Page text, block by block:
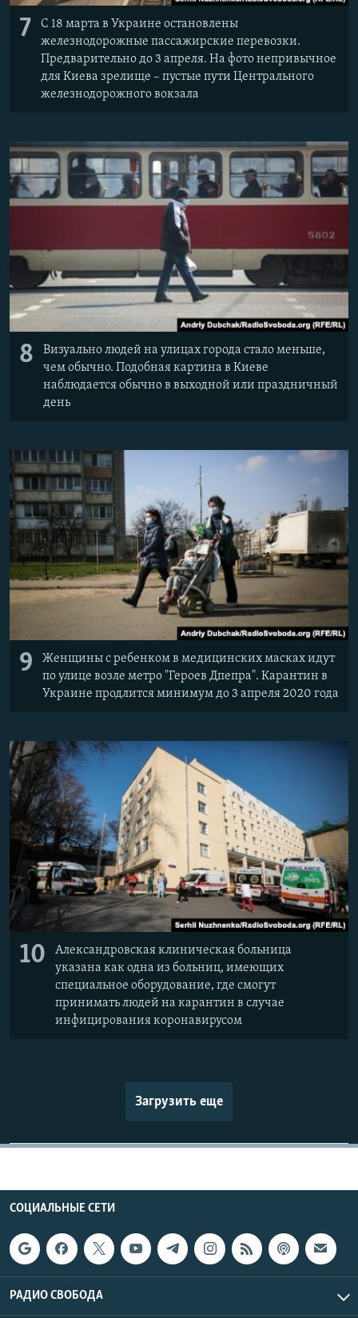
7
С 18 марта в Украине остановлены
железнодорожные пассажирские перевозки.
Предварительно до 3 апреля. На фото непривычное
для Киева зрелище – пустые пути Центрального
железнодорожного вокзала
8
Визуально людей на улицах города стало меньше,
чем обычно. Подобная картина в Киеве
наблюдается обычно в выходной или праздничный
день
9
Женщины с ребенком в медицинских масках идут
по улице возле метро "Героев Дпепра". Карантин в
Украине продлится минимум до 3 апреля 2020 года
10
Александровская клиническая больница
указана как одна из больниц, имеющих
специальное оборудование, где смогут
принимать людей на карантин в случае
инфицирования коронавирусом
Загрузить еще
СОЦИАЛЬНЫЕ СЕТИ
РАДИО СВОБОДА